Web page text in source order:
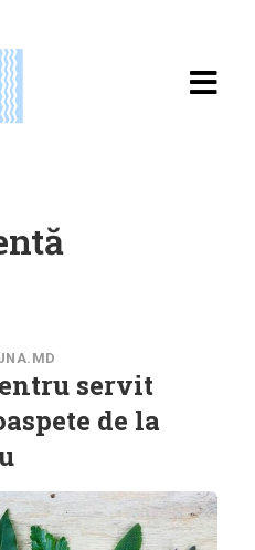
servit
de la